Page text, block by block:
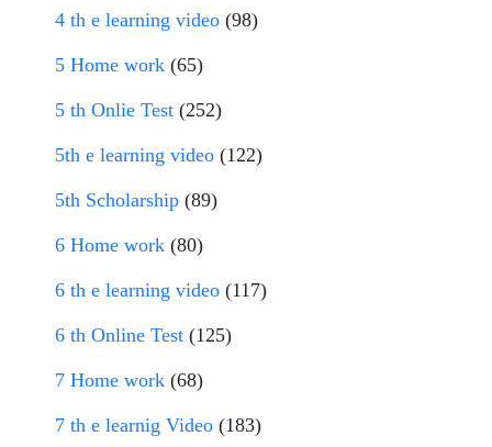
4 th e learning video (98)
5 Home work (65)
5 th Onlie Test (252)
5th e learning video (122)
5th Scholarship (89)
6 Home work (80)
6 th e learning video (117)
6 th Online Test (125)
7 Home work (68)
7 th e learnig Video (183)